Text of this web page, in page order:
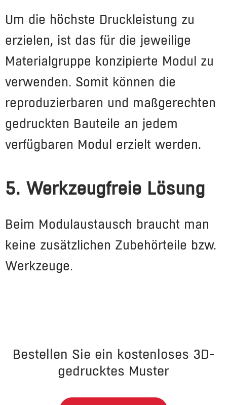
Um die höchste Druckleistung zu
erzielen, ist das für die jeweilige
Materialgruppe konzipierte Modul zu
verwenden. Somit können die
reproduzierbaren und maßgerechten
gedruckten Bauteile an jedem
verfügbaren Modul erzielt werden.
5. Werkzeugfreie Lösung
Beim Modulaustausch braucht man
keine zusätzlichen Zubehörteile bzw.
Werkzeuge.
Bestellen Sie ein kostenloses 3D-
gedrucktes Muster